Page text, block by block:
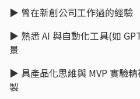
▶ 曾在新創公司工作過的經驗
▶ 熟悉 AI 與自動化工具(如
景
▶ 具產品化思維與 MVP 實驗
製